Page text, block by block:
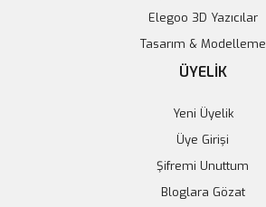
1 kg Yük Hücresi + HX711 Modül Ağırlık Takımı
Elegoo 3D Yazıcılar
Tasarım & Modelleme
ÜYELİK
Yeni Üyelik
Üye Girişi
Şifremi Unuttum
Bloglara Gözat